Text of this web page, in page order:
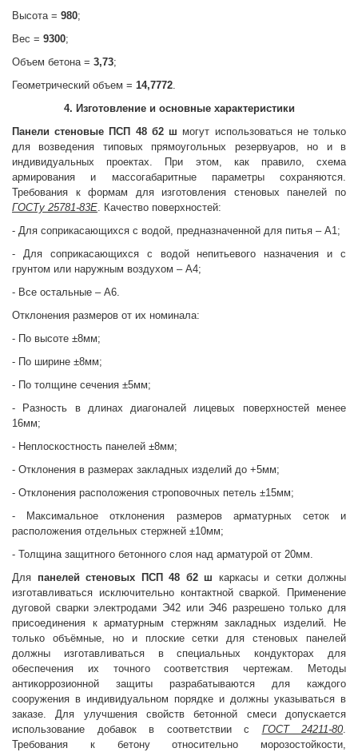
Высота = 980;
Вес = 9300;
Объем бетона = 3,73;
Геометрический объем = 14,7772.
4. Изготовление и основные характеристики
Панели стеновые ПСП 48 б2 ш могут использоваться не только
для возведения типовых прямоугольных резервуаров, но и в
индивидуальных проектах. При этом, как правило, схема
армирования и массогабаритные параметры сохраняются.
Требования к формам для изготовления стеновых панелей по
ГОСТу 25781-83Е. Качество поверхностей:
- Для соприкасающихся с водой, предназначенной для питья – А1;
- Для соприкасающихся с водой непитьевого назначения и с
грунтом или наружным воздухом – А4;
- Все остальные – А6.
Отклонения размеров от их номинала:
- По высоте ±8мм;
- По ширине ±8мм;
- По толщине сечения ±5мм;
- Разность в длинах диагоналей лицевых поверхностей менее
16мм;
- Неплоскостность панелей ±8мм;
- Отклонения в размерах закладных изделий до +5мм;
- Отклонения расположения строповочных петель ±15мм;
- Максимальное отклонения размеров арматурных сеток и
расположения отдельных стержней ±10мм;
- Толщина защитного бетонного слоя над арматурой от 20мм.
Для панелей стеновых ПСП 48 б2 ш каркасы и сетки должны
изготавливаться исключительно контактной сваркой. Применение
дуговой сварки электродами Э42 или Э46 разрешено только для
присоединения к арматурным стержням закладных изделий. Не
только объёмные, но и плоские сетки для стеновых панелей
должны изготавливаться в специальных кондукторах для
обеспечения их точного соответствия чертежам. Методы
антикоррозионной защиты разрабатываются для каждого
сооружения в индивидуальном порядке и должны указываться в
заказе. Для улучшения свойств бетонной смеси допускается
использование добавок в соответствии с ГОСТ 24211-80.
Требования к бетону относительно морозостойкости,